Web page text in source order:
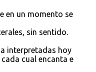
en un momento se
sin sentido.
interpretadas hoy
cual encanta e